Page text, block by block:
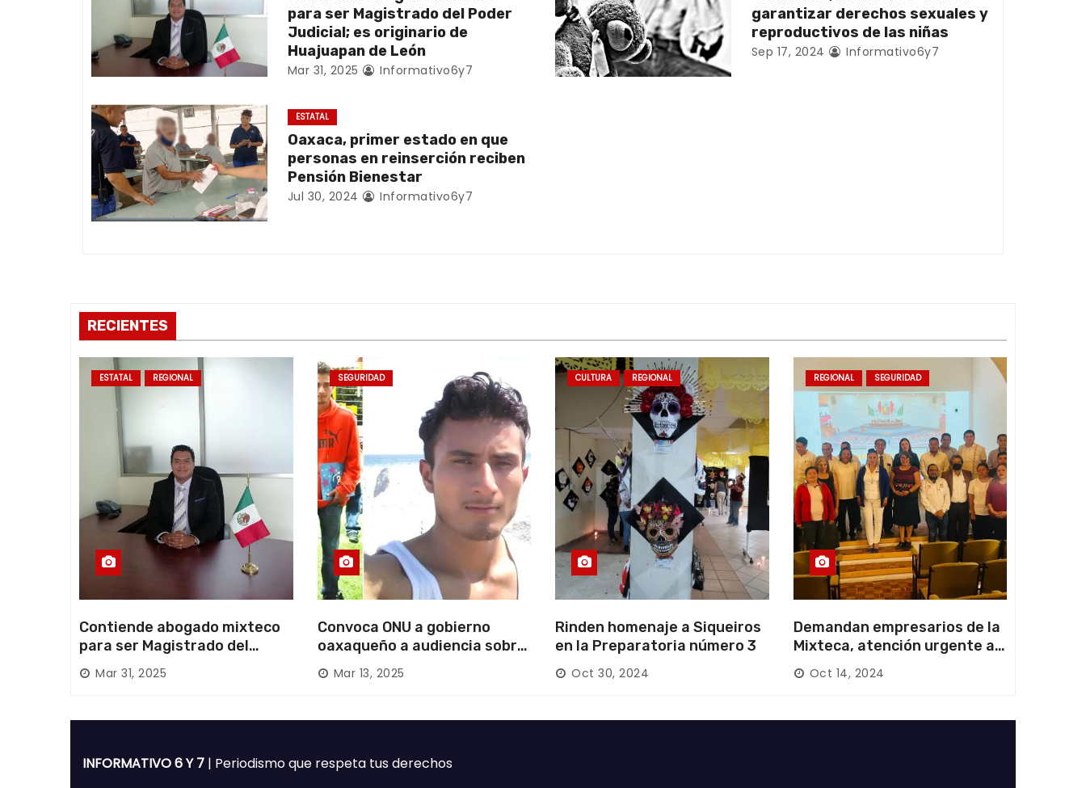
c
i
ó
n
d
e
t
r
a
s
para ser Magistrado del Poder
Judicial; es originario de
Huajuapan de León
Mar 31, 2025 Informativo6y7
garantizar derechos sexuales y
reproductivos de las niñas
Sep 17, 2024 Informativo6y7
ESTATAL
Oaxaca, primer estado en que
personas en reinserción reciben
Pensión Bienestar
Jul 30, 2024 Informativo6y7
RECIENTES
ESTATAL REGIONAL
Contiende abogado mixteco
para ser Magistrado del
Poder Judicial; es originario
de Huajuapan de León
Mar 31, 2025
SEGURIDAD
Convoca ONU a gobierno
oaxaqueño a audiencia sobre
desaparición forzada en la
Mixteca
Mar 13, 2025
CULTURA REGIONAL
Rinden homenaje a Siqueiros
en la Preparatoria número 3
Oct 30, 2024
REGIONAL SEGURIDAD
Demandan empresarios de la
Mixteca, atención urgente a
las carreteras locales y
federales
Oct 14, 2024
INFORMATIVO 6 Y 7 | Periodismo que respeta tus derechos